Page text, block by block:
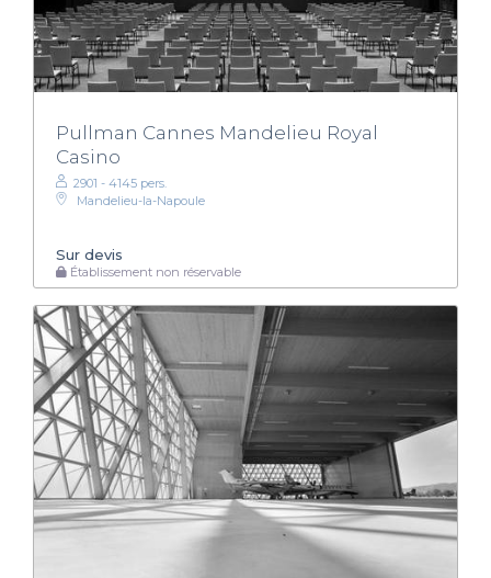
Pullman Cannes Mandelieu Royal
Casino
2901 - 4145 pers.
Mandelieu-la-Napoule
Sur devis
Établissement non réservable